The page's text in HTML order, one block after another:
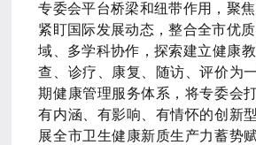
专委会平台桥梁和纽带作用，聚焦
紧盯国际发展动态，整合全市优
域、多学科协作，探索建立健康
查、诊疗、康复、随访、评价为
期健康管理服务体系，将专委会
有内涵、有影响、有情怀的创新
展全市卫生健康新质生产力蓄势